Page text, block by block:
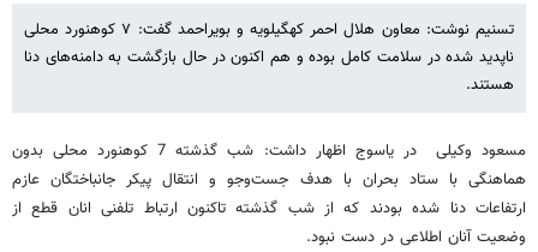
تسنیم نوشت: معاون هلال احمر کهگیلویه و بویراحمد گفت: ۷ کوهنورد محلی
ناپدید شده در سلامت کامل بوده و هم اکنون در حال بازگشت به دامنه‌های دنا
هستند.
مسعود وکیلی در یاسوج اظهار داشت: شب گذشته 7 کوهنورد محلی بدون
هماهنگی با ستاد بحران با هدف جست‌وجو و انتقال پیکر جانباختگان عازم
ارتفاعات دنا شده بودند که از شب گذشته تاکنون ارتباط تلفنی انان قطع از
وضعیت آنان اطلاعی در دست نبود.